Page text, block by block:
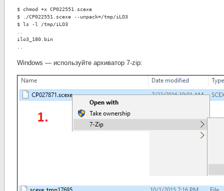
$ chmod +x CP022551.scexe
$ ./CP022551.scexe --unpack=/tmp/iLO3
$ ls -l /tmp/iLO3
ilo3_180.bin
Windows — используйте архиватор 7-zip: